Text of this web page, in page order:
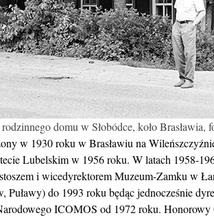
domu w Słobódce, koło Brasławia,
w 1930 roku w Brasławiu na
Lubelskim w 1956 roku. W latach 1958-
i wicedyrektorem Muzeum-Zamku w
Puławy) do 1993 roku będąc jednocześnie
ICOMOS od 1972 roku.